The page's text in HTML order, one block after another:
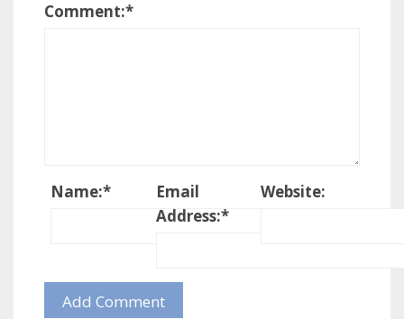
Comment:*
Name:*
Email
Address:*
Website: